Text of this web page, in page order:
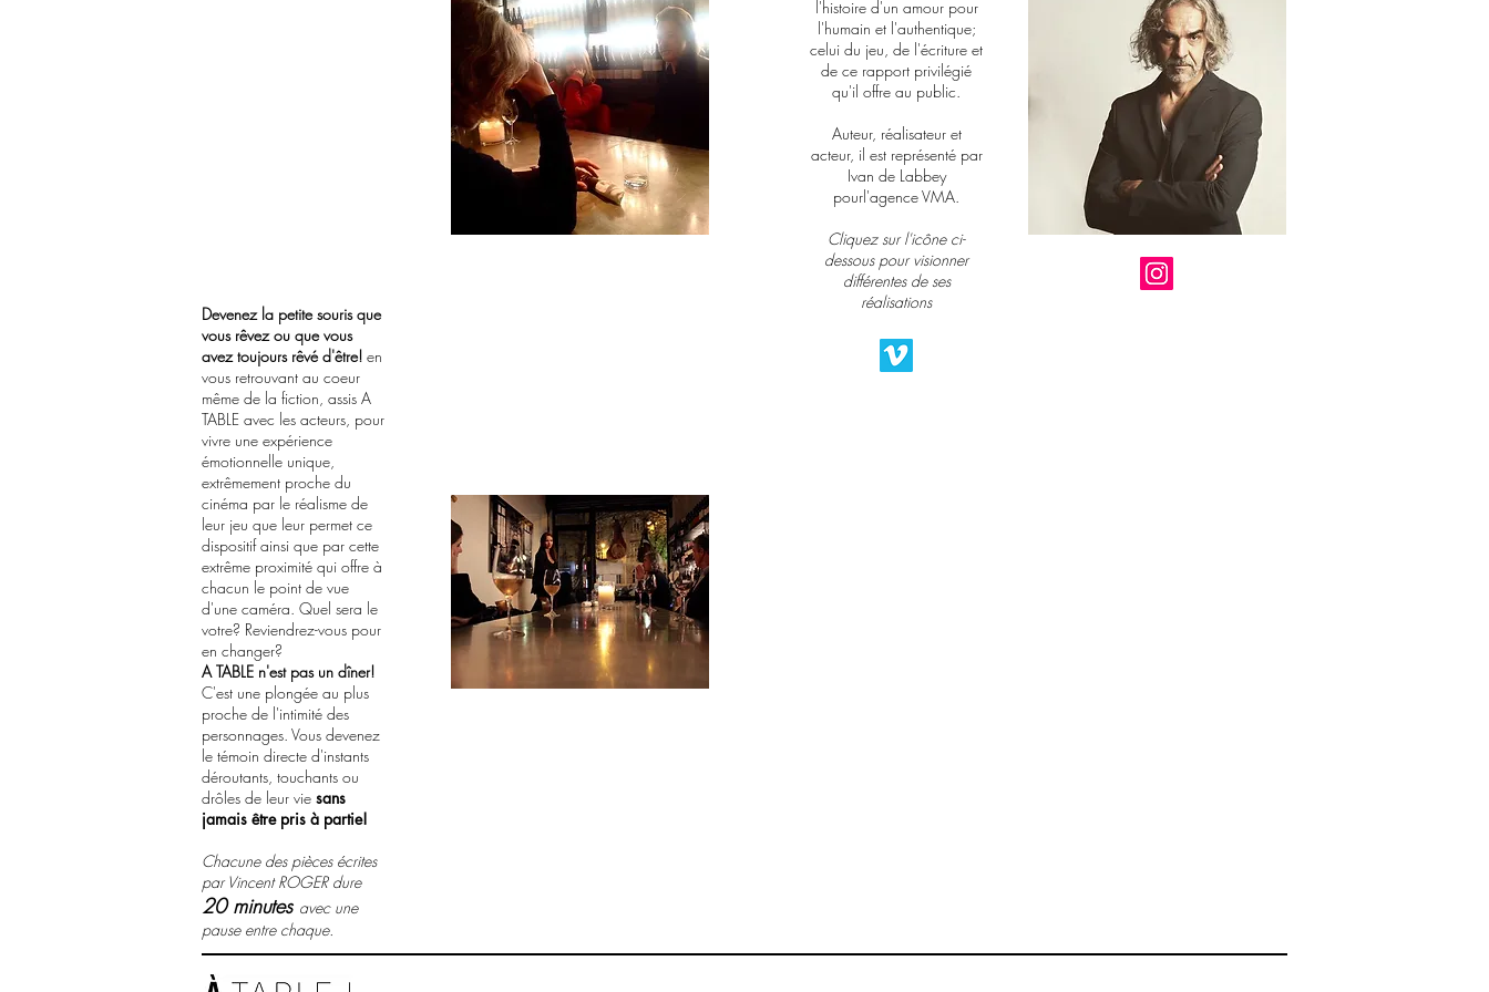
Devenez la petite souris que
vous rêvez ou que vous
avez toujours rêvé d'être! en
vous retrouvant au coeur
même de la fiction, assis A
TABLE avec les acteurs, pour
vivre une expérience
émotionnelle unique,
extrêmement proche du
cinéma par le réalisme de
leur jeu que leur permet ce
dispositif ainsi que par cette
extrême proximité qui offre à
chacun le point de vue
d'une caméra. Quel sera le
votre? Reviendrez-vous pour
en changer?
A TABLE n'est pas un dîner!
C'est une plongée au plus
proche de l'intimité des
personnages. Vous devenez
le témoin directe d'instants
déroutants, touchants ou
drôles de leur vie sans
jamais être pris à partie!
Chacune des pièces écrites
par Vincent ROGER dure
20 minutes avec une
pause entre chaque.
l'histoire d'un amour pour
l'humain et l'authentique;
celui du jeu, de l'écriture et
de ce rapport privilégié
qu'il offre au public.
Auteur, réalisateur et
acteur, il est représenté par
Ivan de Labbey
pourl'agence VMA.
Cliquez sur l'icône ci-
dessous pour visionner
différentes de ses
réalisations